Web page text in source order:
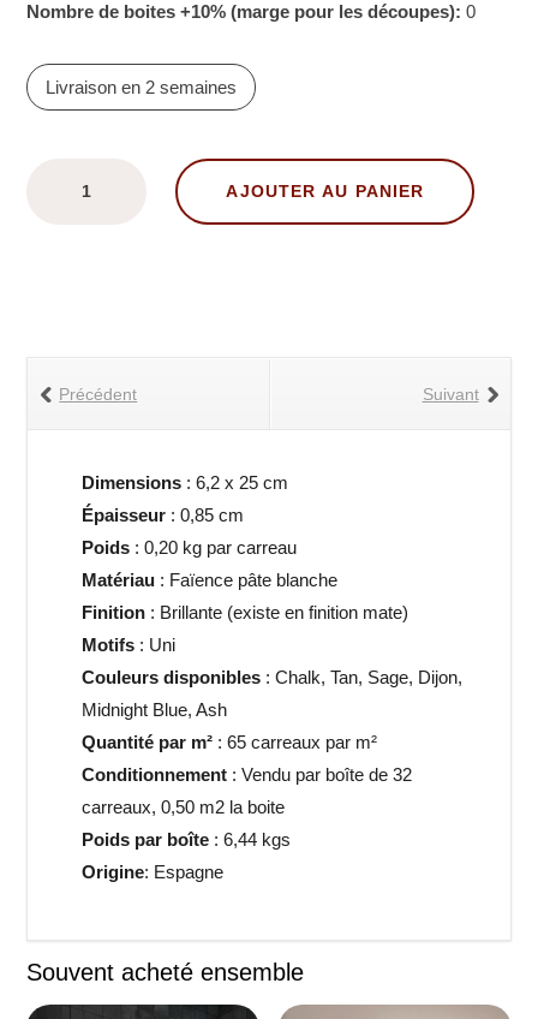
Nombre de boites +10% (marge pour les découpes): 0
Livraison en 2 semaines
Carrelage
AJOUTER AU PANIER
Suivant
Précédent
Dimensions : 6,2 x 25 cm
Épaisseur : 0,85 cm
Poids : 0,20 kg par carreau
Matériau : Faïence pâte blanche
Finition : Brillante (existe en finition mate)
Motifs : Uni
Couleurs disponibles : Chalk, Tan, Sage, Dijon,
Midnight Blue, Ash
Quantité par m² : 65 carreaux par m²
Conditionnement : Vendu par boîte de 32
carreaux, 0,50 m2 la boite
Poids par boîte : 6,44 kgs
Origine: Espagne
Souvent acheté ensemble